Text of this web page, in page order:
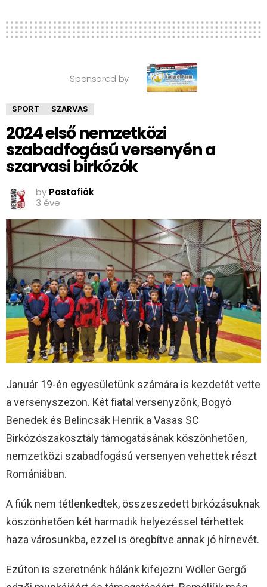
Sponsored by
SPORT SZARVAS
2024 első nemzetközi
szabadfogású versenyén a
szarvasi birkózók
by Postafiók
3 éve
Január 19-én egyesületünk számára is kezdetét vette
a versenyszezon. Két fiatal versenyzőnk, Bogyó
Benedek és Belincsák Henrik a Vasas SC
Birkózószakosztály támogatásának köszönhetően,
nemzetközi szabadfogású versenyen vehettek részt
Romániában.
A fiúk nem tétlenkedtek, összeszedett birkózásuknak
köszönhetően két harmadik helyezéssel térhettek
haza városunkba, ezzel is öregbítve annak jó hírnevét.
Ezúton is szeretnénk hálánk kifejezni Wöller Gergő